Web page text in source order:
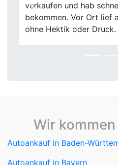
war das beim First Car
meinen Kombi schon
Erfolg. Hier lief alles
Previous
Wir
Autoankauf in Baden-
Autoankauf in Bayern